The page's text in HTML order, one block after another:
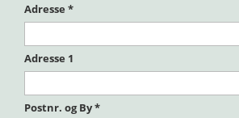
Adresse *
Adresse 1
Postnr. og By*